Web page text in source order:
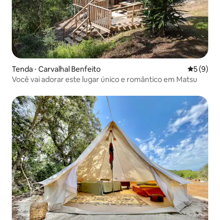
Tenda ⋅ Carvalhal Benfeito 5 de
5 (9)
Você vai adorar este lugar único e romântico em Matsu